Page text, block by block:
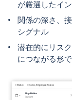
が厳選したイ
関係の深さ、
シグナル
潜在的にリス
につながる形